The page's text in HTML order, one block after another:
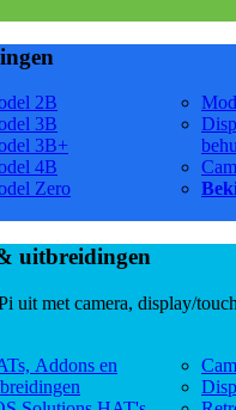
2B
3B
3B+
4B
Zero
uitbreidingen
uit met camera, display/
Addons en